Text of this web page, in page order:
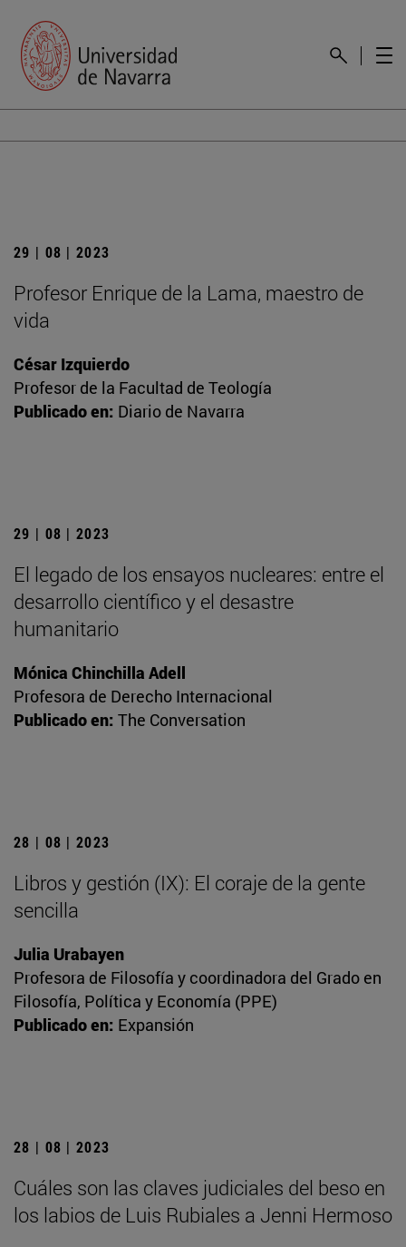
29 | 08 | 2023
Profesor Enrique de la Lama, maestro de
vida
César Izquierdo
Profesor de la Facultad de Teología
Publicado en: Diario de Navarra
29 | 08 | 2023
El legado de los ensayos nucleares: entre el
desarrollo científico y el desastre
humanitario
Mónica Chinchilla Adell
Profesora de Derecho Internacional
Publicado en: The Conversation
28 | 08 | 2023
Libros y gestión (IX): El coraje de la gente
sencilla
Julia Urabayen
Profesora de Filosofía y coordinadora del Grado en
Filosofía, Política y Economía (PPE)
Publicado en: Expansión
28 | 08 | 2023
Cuáles son las claves judiciales del beso en
los labios de Luis Rubiales a Jenni Hermoso